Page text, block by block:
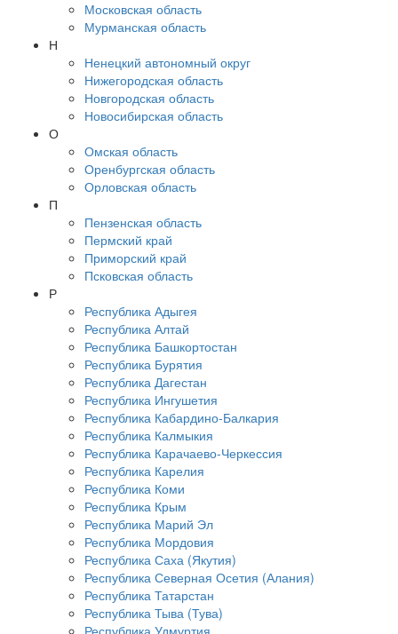
Московская область
Мурманская область
Н
Ненецкий автономный округ
Нижегородская область
Новгородская область
Новосибирская область
О
Омская область
Оренбургская область
Орловская область
П
Пензенская область
Пермский край
Приморский край
Псковская область
Р
Республика Адыгея
Республика Алтай
Республика Башкортостан
Республика Бурятия
Республика Дагестан
Республика Ингушетия
Республика Кабардино-Балкария
Республика Калмыкия
Республика Карачаево-Черкессия
Республика Карелия
Республика Коми
Республика Крым
Республика Марий Эл
Республика Мордовия
Республика Саха (Якутия)
Республика Северная Осетия (Алания)
Республика Татарстан
Республика Тыва (Тува)
Республика Удмуртия